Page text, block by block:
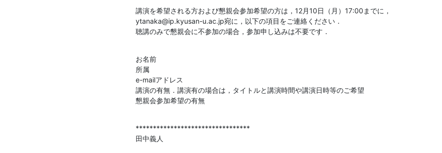
講演を希望される方および懇親会参加希望の方は，12月10日（月）17:00までに，
ytanaka@ip.kyusan-u.ac.jp宛に，以下の項目をご連絡ください．
聴講のみで懇親会に不参加の場合，参加申し込みは不要です．
お名前
所属
e-mailアドレス
講演の有無．講演有の場合は，タイトルと講演時間や講演日時等のご希望
懇親会参加希望の有無
*********************************
田中義人